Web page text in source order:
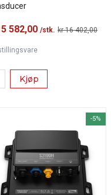
582,00 /stk. kr 16 402,00
Kjøp
-5%